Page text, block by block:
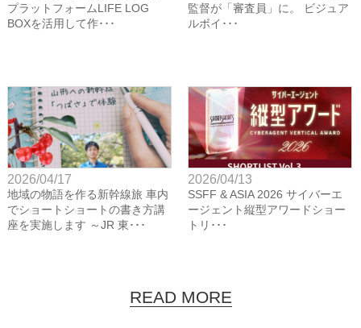
プラットフォームLIFE LOG
BOXを活用して作･･･
監督が「審査員」に。 ビジュア
ルボイ･･･
2026/04/17
地域の物語を作る新幹線旅 車内
でショートショートの書き方講
座を実施します ～JR 東･･･
2026/04/13
SSFF & ASIA 2026 サイバーエ
ージェント縦型アワードショー
トリ･･･
READ MORE